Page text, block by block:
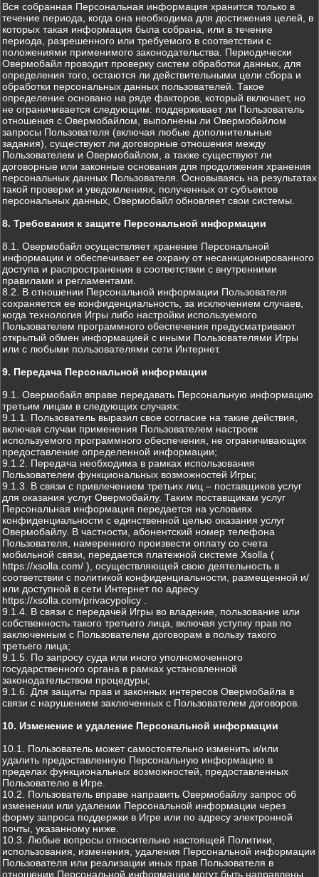
Вся собранная Персональная информация хранится только в
течение периода, когда она необходима для достижения целей, в
которых такая информация была собрана, или в течение
периода, разрешенного или требуемого в соответствии с
положениями применимого законодательства. Периодически
Овермобайл проводит проверку систем обработки данных, для
определения того, остаются ли действительными цели сбора и
обработки персональных данных пользователей. Такое
определение основано на ряде факторов, который включает, но
не ограничивается следующим: поддерживает ли Пользователь
отношения с Овермобайлом, выполнены ли Овермобайлом
запросы Пользователя (включая любые дополнительные
задания), существуют ли договорные отношения между
Пользователем и Овермобайлом, а также существуют ли
договорные или законные основания для продолжения хранения
персональных данных Пользователя. Основываясь на результатах
такой проверки и уведомлениях, полученных от субъектов
персональных данных, Овермобайл обновляет свои системы.
8. Требования к защите Персональной информации
8.1. Овермобайл осуществляет хранение Персональной
информации и обеспечивает ее охрану от несанкционированного
доступа и распространения в соответствии с внутренними
правилами и регламентами.
8.2. В отношении Персональной информации Пользователя
сохраняется ее конфиденциальность, за исключением случаев,
когда технология Игры либо настройки используемого
Пользователем программного обеспечения предусматривают
открытый обмен информацией с иными Пользователями Игры
или с любыми пользователями сети Интернет.
9. Передача Персональной информации
9.1. Овермобайл вправе передавать Персональную информацию
третьим лицам в следующих случаях:
9.1.1. Пользователь выразил свое согласие на такие действия,
включая случаи применения Пользователем настроек
используемого программного обеспечения, не ограничивающих
предоставление определенной информации;
9.1.2. Передача необходима в рамках использования
Пользователем функциональных возможностей Игры;
9.1.3. В связи с привлечением третьих лиц – поставщиков услуг
для оказания услуг Овермобайлу. Таким поставщикам услуг
Персональная информация передается на условиях
конфиденциальности с единственной целью оказания услуг
Овермобайлу. В частности, абонентский номер телефона
Пользователя, намеренного произвести оплату со счета
мобильной связи, передается платежной системе Xsolla (
https://xsolla.com/ ), осуществляющей свою деятельность в
соответствии с политикой конфиденциальности, размещенной и/
или доступной в сети Интернет по адресу
https://xsolla.com/privacypolicy .
9.1.4. В связи с передачей Игры во владение, пользование или
собственность такого третьего лица, включая уступку прав по
заключенным с Пользователем договорам в пользу такого
третьего лица;
9.1.5. По запросу суда или иного уполномоченного
государственного органа в рамках установленной
законодательством процедуры;
9.1.6. Для защиты прав и законных интересов Овермобайла в
связи с нарушением заключенных с Пользователем договоров.
10. Изменение и удаление Персональной информации
10.1. Пользователь может самостоятельно изменить и/или
удалить предоставленную Персональную информацию в
пределах функциональных возможностей, предоставленных
Пользователю в Игре.
10.2. Пользователь вправе направить Овермобайлу запрос об
изменении или удалении Персональной информации через
форму запроса поддержки в Игре или по адресу электронной
почты, указанному ниже.
10.3. Любые вопросы относительно настоящей Политики,
использования, изменения, удаления Персональной информации
Пользователя или реализации иных прав Пользователя в
отношении Персональной информации могут быть направлены